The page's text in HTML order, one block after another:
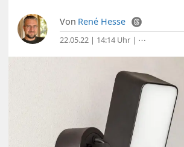
Von René Hesse
22.05.22 | 14:14 Uhr | ⋯